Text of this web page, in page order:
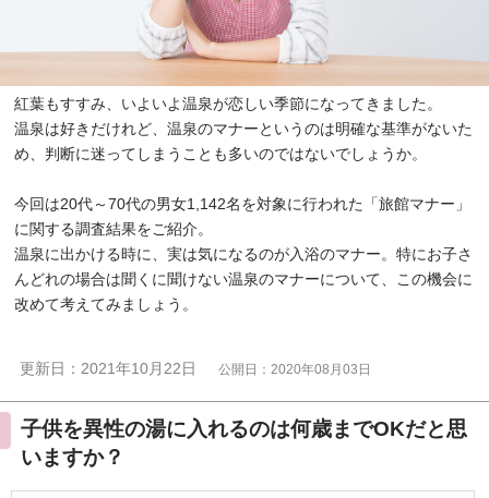
紅葉もすすみ、いよいよ温泉が恋しい季節になってきました。
温泉は好きだけれど、温泉のマナーというのは明確な基準がないた
め、判断に迷ってしまうことも多いのではないでしょうか。
今回は20代～70代の男女1,142名を対象に行われた「旅館マナー」
に関する調査結果をご紹介。
温泉に出かける時に、実は気になるのが入浴のマナー。特にお子さ
んどれの場合は聞くに聞けない温泉のマナーについて、この機会に
改めて考えてみましょう。
更新日：2021年10月22日 公開日：2020年08月03日
子供を異性の湯に入れるのは何歳までOKだと思
いますか？